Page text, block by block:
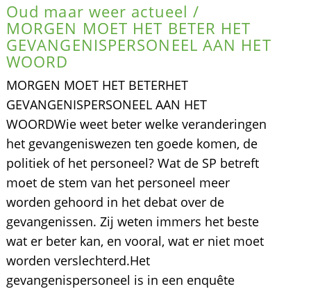
Oud maar weer actueel /
MORGEN MOET HET BETER HET
GEVANGENISPERSONEEL AAN HET
WOORD
MORGEN MOET HET BETERHET
GEVANGENISPERSONEEL AAN HET
WOORDWie weet beter welke veranderingen
het gevangeniswezen ten goede komen, de
politiek of het personeel? Wat de SP betreft
moet de stem van het personeel meer
worden gehoord in het debat over de
gevangenissen. Zij weten immers het beste
wat er beter kan, en vooral, wat er niet moet
worden verslechterd.Het
gevangenispersoneel is in een enquête